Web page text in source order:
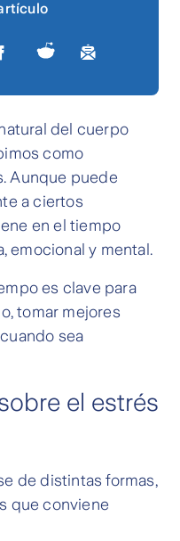
del cuerpo
como
Aunque puede
a ciertos
en el tiempo
emocional y mental.
es clave para
tomar mejores
sea
el estrés
de distintas formas,
que conviene